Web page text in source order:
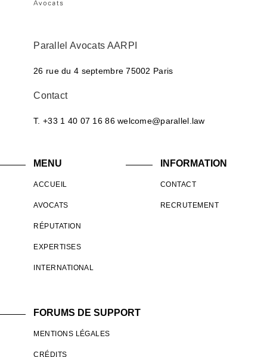
Parallel Avocats AARPI
26 rue du 4 septembre 75002 Paris
Contact
T. +33 1 40 07 16 86 welcome@parallel.law
MENU
ACCUEIL
AVOCATS
RÉPUTATION
EXPERTISES
INTERNATIONAL
INFORMATION
CONTACT
RECRUTEMENT
FORUMS DE SUPPORT
MENTIONS LÉGALES
CRÉDITS